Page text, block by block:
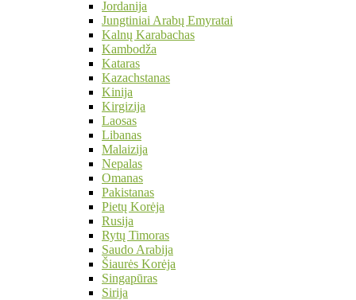
Jordanija
Jungtiniai Arabų Emyratai
Kalnų Karabachas
Kambodža
Kataras
Kazachstanas
Kinija
Kirgizija
Laosas
Libanas
Malaizija
Nepalas
Omanas
Pakistanas
Pietų Korėja
Rusija
Rytų Timoras
Saudo Arabija
Šiaurės Korėja
Singapūras
Sirija